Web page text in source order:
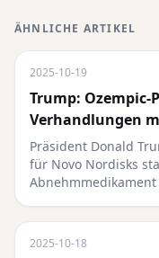
ÄHNLICHE ARTIKEL
2025-10-19
Trump: Ozempic-
Verhandlungen
Präsident Donald
für Novo Nordisks
2025-10-18